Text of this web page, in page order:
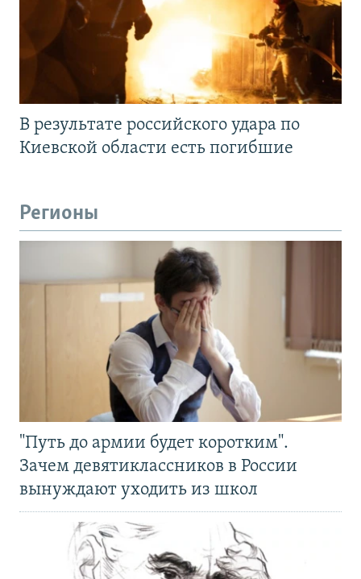
В результате российского удара по
Киевской области есть погибшие
Регионы
"Путь до армии будет коротким".
Зачем девятиклассников в России
вынуждают уходить из школ